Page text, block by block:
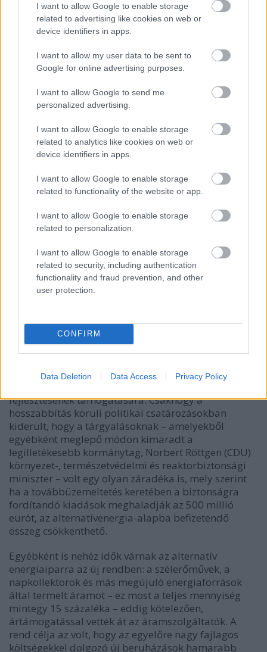
I want to allow Google to enable storage
related to advertising like cookies on web or
device identifiers in apps.
I want to allow my user data to be sent to
Google for online advertising purposes.
I want to allow Google to send me
personalized advertising.
I want to allow Google to enable storage
related to analytics like cookies on web or
device identifiers in apps.
I want to allow Google to enable storage
related to functionality of the website or app.
I want to allow Google to enable storage
related to personalization.
I want to allow Google to enable storage
related to security, including authentication
functionality and fraud prevention, and other
user protection.
CONFIRM
Data Deletion Data Access Privacy Policy
energetikai konszern – az E.On, az RWE, az EnBW és a
Vattenfall – oly mértékű extraprofitra tesz szert a
megállapodásból, és ebből oly keveset juttat vissza
a közjó céljaira, mintha kizárólag az ő érdekeiket
vette volna figyelembe a kormány az egyezség
kidolgozásakor. Gregor Gysi, a Baloldal
frakcióvezetője egyenesen hivatali esküjének
megszegésével vádolta Merkelt, merthogy az eskü
szerint a német nép javát gyarapítani, a károktól
megvédeni lenne kötelessége, és szerinte most
éppen az ellenkezőjét teszi.
milliárd euró többletnyereségre tenne szert a „nagy
négyes” a futamidő-meghosszabbításból akkor is,
fogyasztói árát. De rendszeresen emelik, így az Öko-
institut nevű környzetgazdasági kutatóintézet
számításai szerint 126 milliárd lesz a plusznyereség.
Ebből persze könnyedén kifizetik azt az évenkénti 2,3
milliárdos fűtőelemadót, amit a kormány kialkudott
ellenszolgáltatásként. Különös tekintettel arra, hogy
csak 2016-ig kell fizetniük – ráadásul leírhatják a
ezzel az atomerőműveknek helyet adó, eddig a helyi
adót beszedő településeket.
milliárd eurós ellenszolgáltatásnak is: ennyit ígértek
fejlesztésének támogatására. Csakhogy a
hosszabbítás körüli politikai csatározásokban
kiderült, hogy a tárgyalásoknak – amelyekből
egyébként meglepő módon kimaradt a
legilletékesebb kormánytag, Norbert Röttgen (CDU)
környezet-, természetvédelmi és reaktorbiztonsági
miniszter – volt egy olyan záradéka is, mely szerint
ha a továbbüzemeltetés keretében a biztonságra
fordítandó kiadások meghaladják az 500 millió
eurót, az alternatívenergia-alapba befizetendő
összeg csökkenthető.
Egyébként is nehéz idők várnak az alternatív
energiaiparra az új rendben: a szélerőművek, a
napkollektorok és más megújuló energiaforrások
által termelt áramot – ez most a teljes mennyiség
mintegy 15 százaléka – eddig kötelezően,
ártámogatással vették át az áramszolgáltatók. A
rend célja az volt, hogy az egyelőre nagy fajlagos
költségekkel dolgozó új beruházások hamarabb